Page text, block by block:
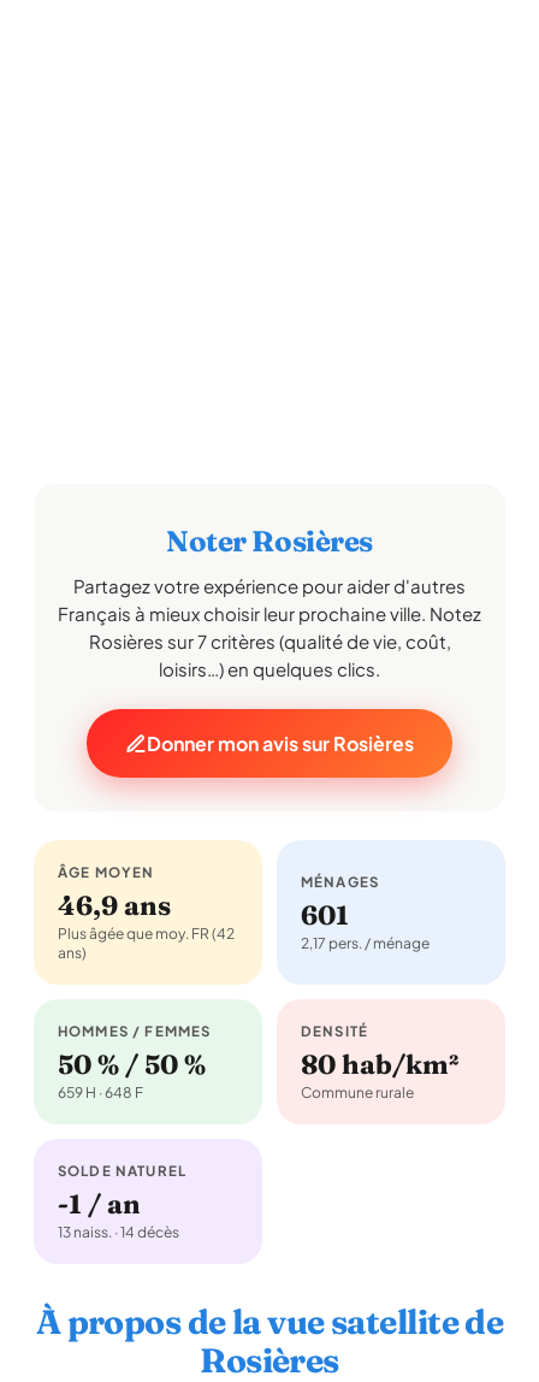
Noter Rosières
Partagez votre expérience pour aider d'autres
Français à mieux choisir leur prochaine ville. Notez
Rosières sur 7 critères (qualité de vie, coût,
loisirs…) en quelques clics.
Donner mon avis sur Rosières
ÂGE MOYEN
46,9 ans
Plus âgée que moy. FR (42
ans)
MÉNAGES
601
2,17 pers. / ménage
HOMMES / FEMMES
50 % / 50 %
659 H · 648 F
DENSITÉ
80 hab/km²
Commune rurale
SOLDE NATUREL
-1 / an
13 naiss. · 14 décès
À propos de la vue satellite de
Rosières